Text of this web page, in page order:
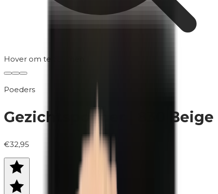
Hover om te zoomen
Poeders
Gezichtspoeder | 830 Beige
€32,95